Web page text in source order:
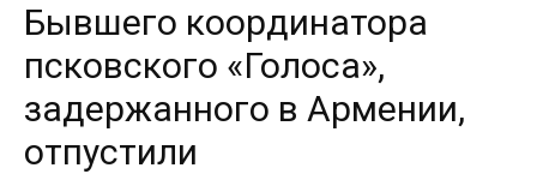
Бывшего координатора
псковского «Голоса»,
задержанного в Армении,
отпустили